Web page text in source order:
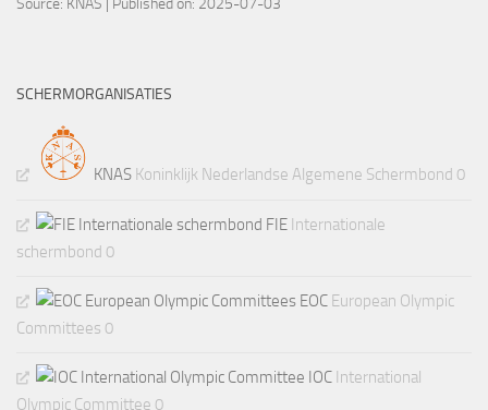
Source: KNAS Published on: 2025-07-03
SCHERMORGANISATIES
KNAS Koninklijk Nederlandse Algemene Schermbond 0
FIE Internationale
schermbond 0
EOC European Olympic
Committees 0
IOC International
Olympic Committee 0